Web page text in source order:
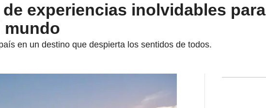
experiencias inolvidables para
mundo
en un destino que despierta los sentidos de todos.